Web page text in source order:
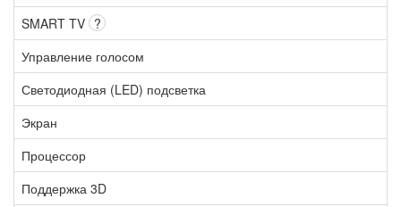
SMART TV ?
Управление голосом
Светодиодная (LED) подсветка
Экран
Процессор
Поддержка 3D